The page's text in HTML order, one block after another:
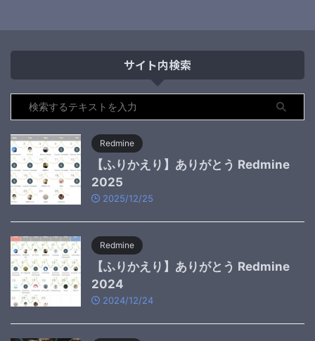
サイト内検索
Redmine
【ふりかえり】ありがとう Redmine
2025
2025/12/25
Redmine
【ふりかえり】ありがとう Redmine
2024
2024/12/24